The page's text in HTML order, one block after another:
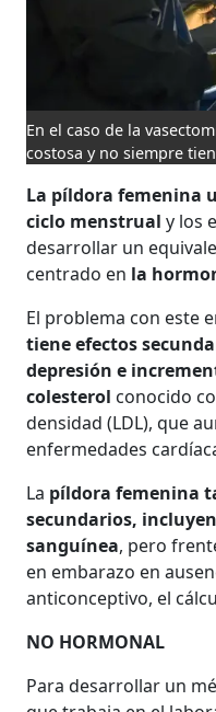
En el caso de la
costosa y no siempre
La píldora femenina
ciclo menstrualy los
desarrollar un
centrado en la
El problema con este
tiene efectos
depresión e
colesterol conocido
densidad (LDL), que
enfermedades
La píldora femenina
secundarios,
sanguínea, pero
en embarazo en
anticonceptivo, el
NO HORMONAL
Para desarrollar un